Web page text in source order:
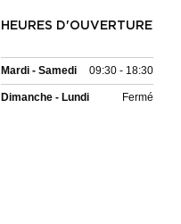
HEURES D'OUVERTURE
Mardi - Samedi 09:30 - 18:30
Dimanche - Lundi Fermé